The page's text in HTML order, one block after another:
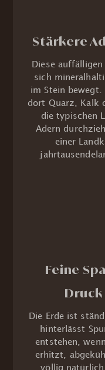
Stärkere
Diese
sich
im Stein bewegt.
dort Quarz, Kalk
die typischen
Adern
einer
Feine
Druck
Die Erde ist
hinterlässt
entstehen,
erhitzt,